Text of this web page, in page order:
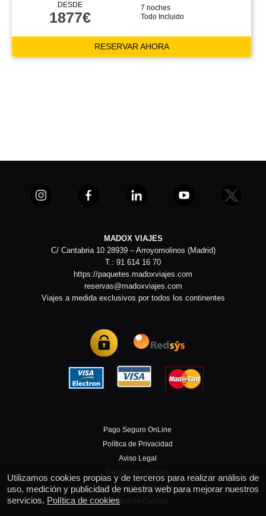
Utilizamos cookies propias y de terceros para realizar análisis de
uso, medición y publicidad de nuestra web para mejorar nuestros
servicios. Política de cookies
DESDE
1877€
7 noches
Todo Incluido
RESERVAR AHORA
MADOX VIAJES
C/ Cantabria 10 28939 – Arroyomolinos (Madrid)
T.: 91 614 16 70
https://paquetes.madoxviajes.com
reservas@madoxviajes.com
Viajes a medida exclusivos por todos los continentes
Pago Seguro OnLine
Política de Privacidad
Aviso Legal
Política de Cookies
Condiciones Generales
Política de Calidad